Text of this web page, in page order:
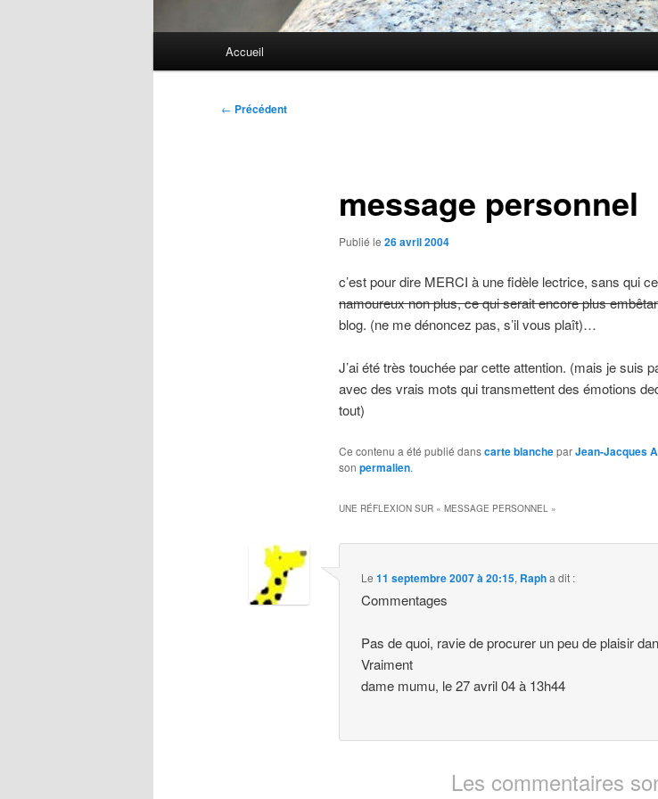
Accueil
Navigation
← Précédent
message personnel
Publié le 26 avril 2004
c’est pour dire MERCI à une fidèle lectrice, sans qui
namoureux non plus, ce qui serait encore plus
blog. (ne me dénoncez pas, s’il vous plaît)…
J’ai été très touchée par cette attention. (mais je suis
avec des vrais mots qui transmettent des émotions
tout)
Ce contenu a été publié danscarte blancheparJean-Jacques
son permalien.
UNE RÉFLEXION SUR « MESSAGE PERSONNEL»
Le11 septembre 2007 à 20:15, Rapha dit :
Commentages
Pas de quoi, ravie de procurer un peu de plaisir
Vraiment
dame mumu, le 27 avril 04 à 13h44
Les commentaires